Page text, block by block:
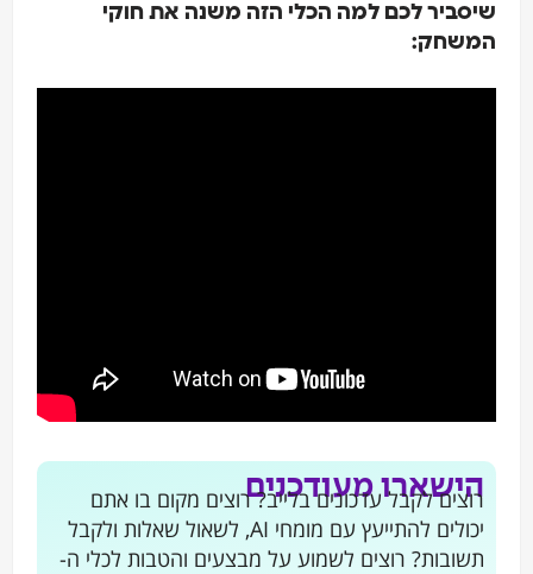
לכם למה הכלי הזה משנה את חוקי
מעודכנים
לקבל עדכונים בלייב? רוצים מקום בו אתם
יכולים להתייעץ עם מומחי AI, לשאול שאלות ולקבל
רוצים לשמוע על מבצעים והטבות לכלי ה-